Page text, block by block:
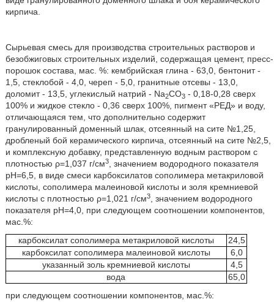
кирпича.
Сырьевая смесь для производства строительных растворов и
безобжиговых строительных изделий, содержащая цемент, пресс-
порошок состава, мас. %: кембрийская глина - 63,0, бентонит -
1,5, стеклобой - 4,0, череп - 5,0, гранитные отсевы - 13,0,
доломит - 13,5, углекислый натрий - Na2CO3- 0,18-0,28 сверх
100% и жидкое стекло - 0,36 сверх 100%, пигмент «РЕД» и воду,
отличающаяся тем, что дополнительно содержит
гранулированный доменный шлак, отсеянный на сите №1,25,
дробленый бой керамического кирпича, отсеянный на сите №2,5,
и комплексную добавку, представленную водным раствором с
плотностью ρ=1,037 г/см3, значением водородного показателя
рН=6,5, в виде смеси карбоксилатов сополимера метакриловой
кислоты, сополимера малеиновой кислоты и золя кремниевой
кислоты с плотностью ρ=1,021 г/см3, значением водородного
показателя рН=4,0, при следующем соотношении компонентов,
мас.%:
карбоксилат сополимера метакриловой кислоты
24,5
карбоксилат сополимера малеиновой кислоты
6,0
указанный золь кремниевой кислоты
4,5
вода
65,0
при следующем соотношении компонентов, мас.%: